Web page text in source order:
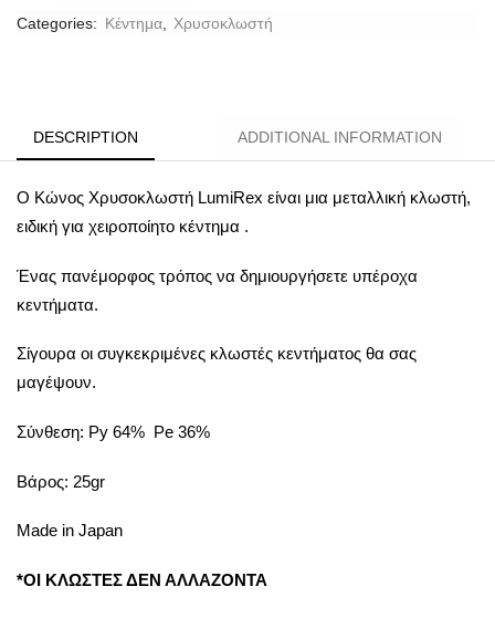
Categories: Κέντημα, Χρυσοκλωστή
DESCRIPTION ADDITIONAL INFORMATION
Ο Κώνος Χρυσοκλωστή LumiRex είναι μια μεταλλική κλωστή,
ειδική για χειροποίητο κέντημα .
Ένας πανέμορφος τρόπος να δημιουργήσετε υπέροχα
κεντήματα.
Σίγουρα οι συγκεκριμένες κλωστές κεντήματος θα σας
μαγέψουν.
Σύνθεση: Py 64% Pe 36%
Βάρος: 25gr
Made in Japan
*ΟΙ ΚΛΩΣΤΕΣ ΔΕΝ ΑΛΛΑΖΟΝΤΑ